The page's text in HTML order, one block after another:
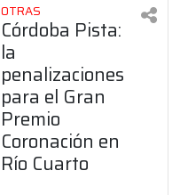
OTRAS
Córdoba Pista:
la
penalizaciones
para el Gran
Premio
Coronación en
Río Cuarto